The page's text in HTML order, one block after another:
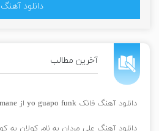
آخرین مطالب
دانلود آهنگ فانک yo guapo funk از ernestmane
دانلود آهنگ علی مردان به نام کولان به
دانلود آهنگ